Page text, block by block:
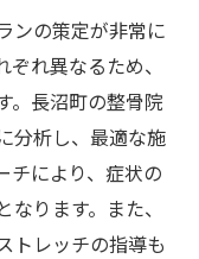
ンの策定が非常に
れ異なるため、
。長沼町の整骨院
分析し、最適な施
チにより、症状の
ります。また、
トレッチの指導も